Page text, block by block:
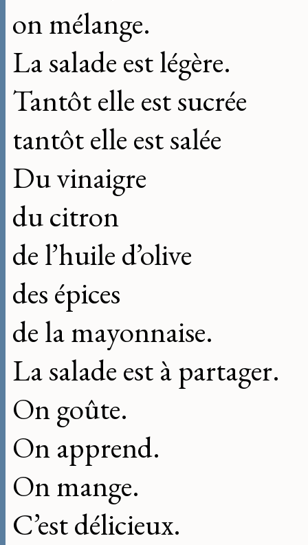
on mélange.
La salade est légère.
Tantôt elle est sucrée
tantôt elle est salée
Du vinaigre
du citron
de l’huile d’olive
des épices
de la mayonnaise.
La salade est à partager.
On goûte.
On apprend.
On mange.
C’est délicieux.